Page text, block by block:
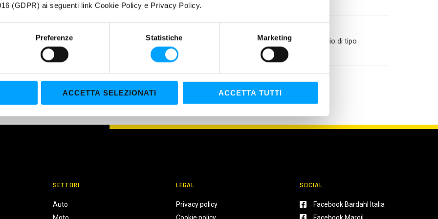
(GDPR) ai seguenti link Cookie Policy e Privacy Policy.
Preferenze Statistiche Marketing
ACCETTA SELEZIONATI ACCETTA TUTTI
anche dopo un periodo di fermo prolungato.
per la scatola del cambio e la trasmissione delle auto classiche che richiedono un olio per cambio di tipo
SETTORI
Auto
LEGAL
Privacy policy
SOCIAL
Facebook Bardahl Italia